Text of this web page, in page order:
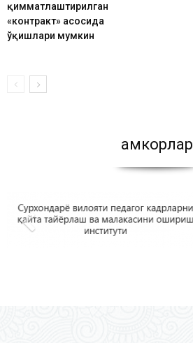
қимматлаштирилган
«контракт» асосида
ўқишлари мумкин
Ҳамкорлар